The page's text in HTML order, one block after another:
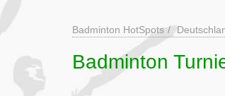
Badminton HotSpots
Badminton